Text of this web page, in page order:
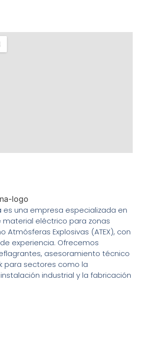
es una empresa especializada en
material eléctrico para zonas
Atmósferas Explosivas (ATEX), con
experiencia. Ofrecemos
asesoramiento técnico
para sectores como la
industrial y la fabricación